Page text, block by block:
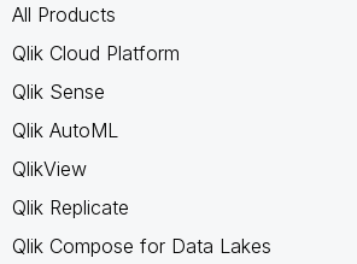
All Products
Qlik Cloud Platform
Qlik Sense
Qlik AutoML
QlikView
Qlik Replicate
Qlik Compose for Data Lakes